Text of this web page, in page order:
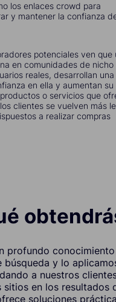
los enlaces crowd para
y mantener la confianza
potenciales ven que
en comunidades de nicho
reales, desarrollan una
en ella y aumentan su
o servicios que
clientes se vuelven más
a realizar compras
profundo
búsqueda y lo
a nuestros
sitios en los resultados
soluciones